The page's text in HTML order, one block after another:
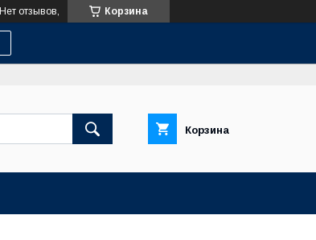
Корзина
Нет отзывов,
Корзина